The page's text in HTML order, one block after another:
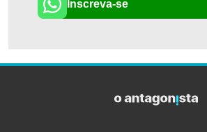
Inscreva-se